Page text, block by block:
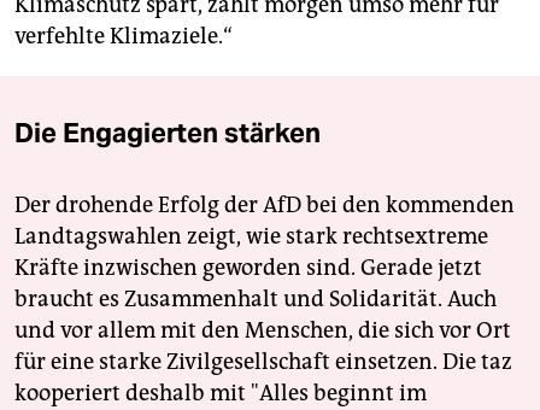
Klimaschutz spart, zahlt morgen umso mehr für
verfehlte Klimaziele.“
Die Engagierten stärken
Der drohende Erfolg der AfD bei den kommenden
Landtagswahlen zeigt, wie stark rechtsextreme
Kräfte inzwischen geworden sind. Gerade jetzt
braucht es Zusammenhalt und Solidarität. Auch
und vor allem mit den Menschen, die sich vor Ort
für eine starke Zivilgesellschaft einsetzen. Die taz
kooperiert deshalb mit "Alles beginnt im